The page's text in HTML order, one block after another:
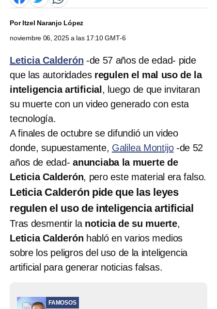
PorItzel Naranjo López
noviembre 06, 2025 a las 17:10 GMT-6
Leticia Calderón -de 57 años de edad- pide
que las autoridadesregulen el mal uso de la
inteligencia artificial , luego de que invitaran
su muerte con un video generado con esta
tecnología.
A finales de octubre se difundió un video
donde, supuestamente, Galilea Montijo-de 52
años de edad-anunciaba la muerte de
Leticia Calderón, pero este material era falso.
Leticia Calderón pide que las leyes
regulen el uso de inteligencia artificial
Tras desmentir la noticia de su muerte,
Leticia Calderón habló en varios medios
sobre los peligros del uso de la inteligencia
artificial para generar noticias falsas.
FAMOSOS